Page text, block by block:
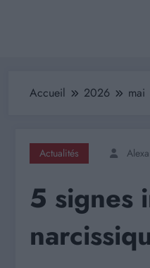
Accueil 2026 mai
Actualités
5 signes